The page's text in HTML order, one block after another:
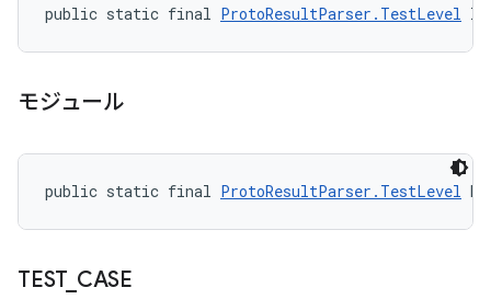
public static final ProtoResultParser.TestLevel
モジュール
public static final ProtoResultParser.TestLevel
TEST_ CASE